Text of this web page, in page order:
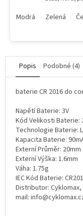
Modrá Zelená
Popis Podobné (4)
baterie CR 2016 do
Napětí Baterie: 3V
Kód Velikosti Baterie:
Technologie Baterie:
Kapacita Baterie:
Externí Průměr: 20mm
Externí Výška: 1.6mm
Váha: 1.75g
IEC Kód Baterie:
Distributor: Cyklomax,
mail: